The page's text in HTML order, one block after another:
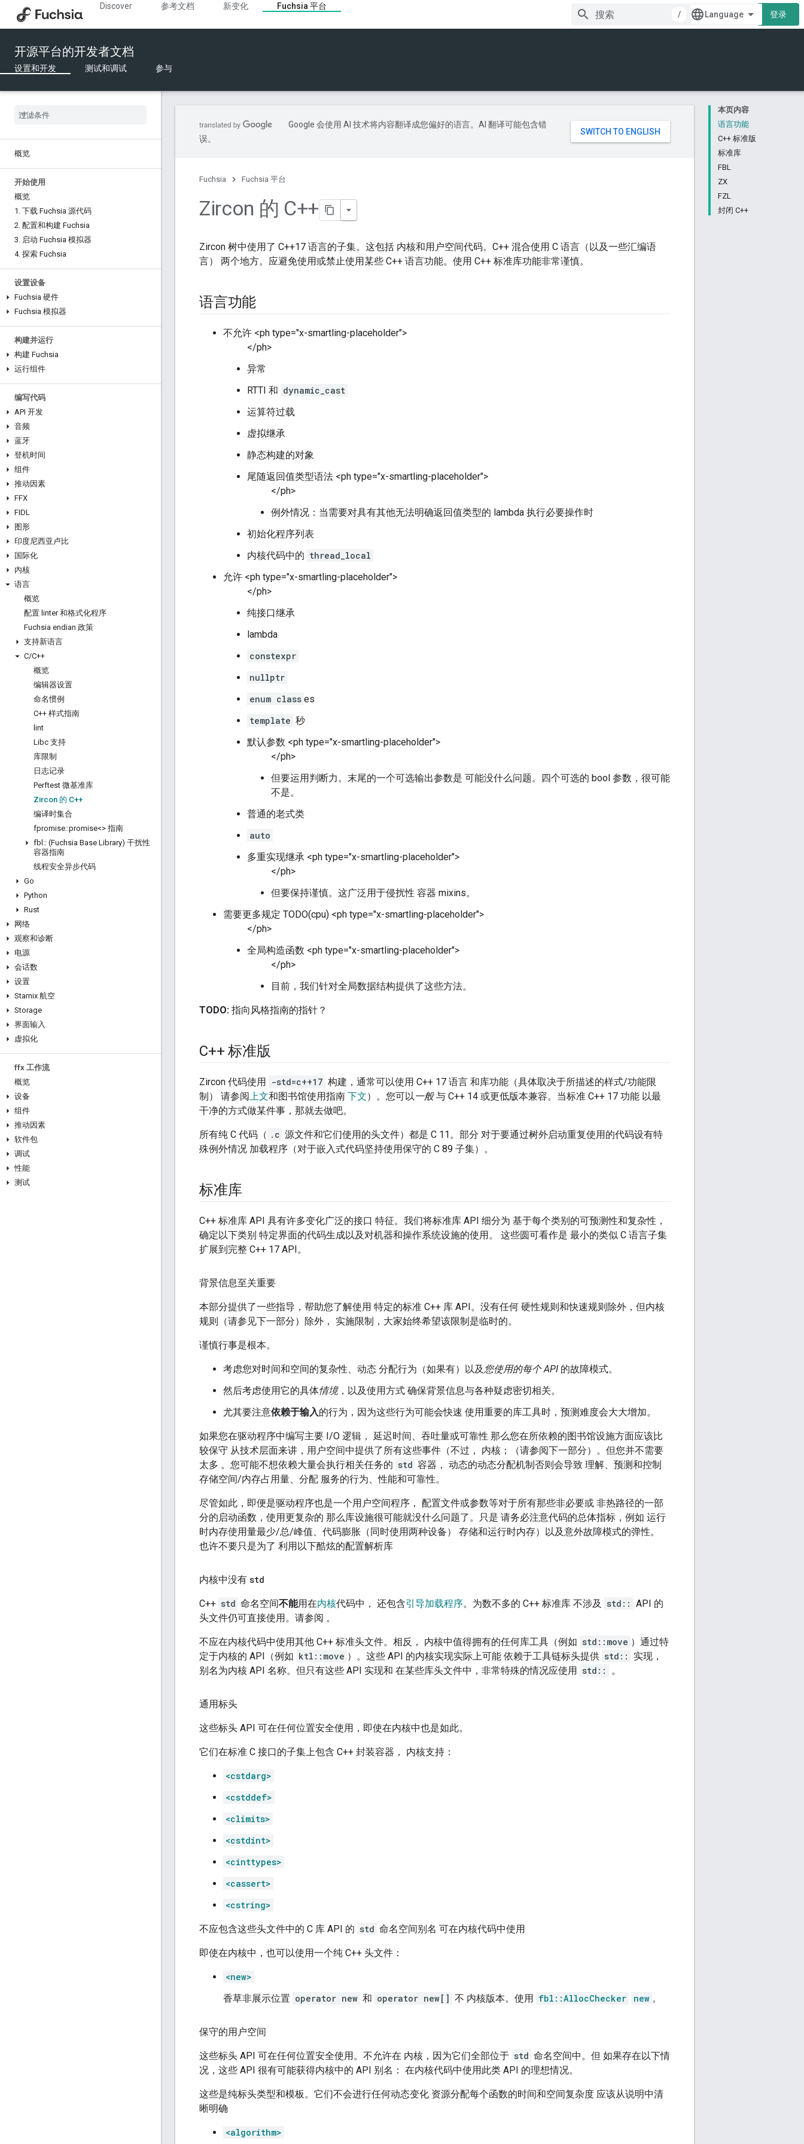
Discover 参考文档 新变化
Fuchsia 平台
/
登录
开源平台的开发者文档
设置和开发 测试和调试 参与
概览
开始使用
概览
1 . 下载 Fuchsia 源代码
2. 配置和构建 Fuchsia
3. 启动 Fuchsia 模拟器
4. 探索 Fuchsia
设置设备
Fuchsia 硬件
Fuchsia 模拟器
构建并运行
构建 Fuchsia
运行组件
编写代码
API 开发
音频
蓝牙
登机时间
组件
推动因素
FFX
FIDL
图形
印度尼西亚卢比
国际化
内核
语言
概览
配置 linter 和格式化程序
Fuchsia endian 政策
支持新语言
C/C++
概览
编辑器设置
命名惯例
C++ 样式指南
lint
Libc 支持
库限制
日志记录
Perftest 微基准库
Zircon 的 C++
编译时集合
fpromise::promise<> 指南
fbl :: (Fuchsia Base Library) 干扰性
容器指南
线程安全异步代码
Go
Python
Rust
网络
观察和诊断
电源
会话数
设置
Starnix 航空
Storage
界面输入
虚拟化
ffx 工作流
概览
设备
组件
推动因素
软件包
调试
性能
测试
本页内容
语言功能
C++ 标准版
标准库
FBL
ZX
FZL
封闭 C++
Google 会使用 AI 技术将内容翻译成您偏好的语言。AI 翻译可能包含错
误。
Fuchsia Fuchsia 平台
Zircon 的 C++
Zircon 树中使用了 C++17 语言的子集。这包括 内核和用户空间代码。C++ 混合使用 C 语言（以及一些汇编语
言） 两个地方。应避免使用或禁止使用某些 C++ 语言功能。使用 C++ 标准库功能非常谨慎。
语言功能
不允许 <ph type="x-smartling-placeholder">
</ph>
异常
RTTI 和 dynamic_cast
运算符过载
虚拟继承
静态构建的对象
尾随返回值类型语法 <ph type="x-smartling-placeholder">
</ph>
例外情况：当需要对具有其他无法明确返回值类型的 lambda 执行必要操作时
初始化程序列表
内核代码中的 thread_local
允许 <ph type="x-smartling-placeholder">
</ph>
纯接口继承
lambda
constexpr
nullptr
enum class es
template 秒
默认参数 <ph type="x-smartling-placeholder">
</ph>
但要运用判断力。末尾的一个可选输出参数是 可能没什么问题。四个可选的 bool 参数，很可能
不是。
普通的老式类
auto
多重实现继承 <ph type="x-smartling-placeholder">
</ph>
但要保持谨慎。这广泛用于侵扰性 容器 mixins。
需要更多规定 TODO(cpu) <ph type="x-smartling-placeholder">
</ph>
全局构造函数 <ph type="x-smartling-placeholder">
</ph>
目前，我们针对全局数据结构提供了这些方法。
TODO: 指向风格指南的指针？
C++ 标准版
Zircon 代码使用 -std=c++17 构建，通常可以使用 C++ 17 语言 和库功能（具体取决于所描述的样式/功能限
制） 请参阅上文和图书馆使用指南 下文）。您可以一般与 C++ 14 或更低版本兼容。当标准 C++ 17 功能 以最
干净的方式做某件事，那就去做吧。
所有纯 C 代码（ .c 源文件和它们使用的头文件）都是 C 11。部分 对于要通过树外启动重复使用的代码设有特
殊例外情况 加载程序（对于嵌入式代码坚持使用保守的 C 89 子集）。
标准库
C++ 标准库 API 具有许多变化广泛的接口 特征。我们将标准库 API 细分为 基于每个类别的可预测性和复杂性，
确定以下类别 特定界面的代码生成以及对机器和操作系统设施的使用。 这些圆可看作是 最小的类似 C 语言子集
扩展到完整 C++ 17 API。
背景信息至关重要
本部分提供了一些指导，帮助您了解使用 特定的标准 C++ 库 API。没有任何 硬性规则和快速规则除外，但内核
规则（请参见下一部分）除外， 实施限制，大家始终希望该限制是临时的。
谨慎行事是根本。
考虑您对时间和空间的复杂性、动态 分配行为（如果有）以及 您使用的每个 API 的故障模式。
然后考虑使用它的具体情境，以及使用方式 确保背景信息与各种疑虑密切相关。
尤其要注意依赖于输入的行为，因为这些行为可能会快速 使用重要的库工具时，预测难度会大大增加。
如果您在驱动程序中编写主要 I/O 逻辑， 延迟时间、吞吐量或可靠性 那么您在所依赖的图书馆设施方面应该比
较保守 从技术层面来讲，用户空间中提供了所有这些事件（不过， 内核；（请参阅下一部分）。但您并不需要
太多 。您可能不想依赖大量会执行相关任务的 std 容器， 动态的动态分配机制否则会导致 理解、预测和控制
存储空间/内存占用量、分配 服务的行为、性能和可靠性。
尽管如此，即便是驱动程序也是一个用户空间程序， 配置文件或参数等对于所有那些非必要或 非热路径的一部
分的启动函数，使用更复杂的 那么库设施很可能就没什么问题了。只是 请务必注意代码的总体指标，例如 运行
时内存使用量最少/总/峰值、代码膨胀（同时使用两种设备） 存储和运行时内存）以及意外故障模式的弹性。
也许不要只是为了 利用以下酷炫的配置解析库
内核中没有 std
C++ std 命名空间不能用在内核代码中， 还包含引导加载程序。为数不多的 C++ 标准库 不涉及 std:: API 的
头文件仍可直接使用。请参阅 。
不应在内核代码中使用其他 C++ 标准头文件。相反， 内核中值得拥有的任何库工具（例如 std::move ）通过特
定于内核的 API（例如 ktl::move ）。这些 API 的内核实现实际上可能 依赖于工具链标头提供 std::
实现，
别名为内核 API 名称。但只有这些 API 实现和 在某些库头文件中，非常特殊的情况应使用 std:: 。
通用标头
这些标头 API 可在任何位置安全使用，即使在内核中也是如此。
它们在标准 C 接口的子集上包含 C++ 封装容器， 内核支持：
<cstdarg>
<cstddef>
<climits>
<cstdint>
<cinttypes>
<cassert>
<cstring>
不应包含这些头文件中的 C 库 API 的 std 命名空间别名 可在内核代码中使用
即使在内核中，也可以使用一个纯 C++ 头文件：
<new>
香草非展示位置 operator new 和 operator new[] 不 内核版本。使用 fbl::AllocChecker new 。
保守的用户空间
这些标头 API 可在任何位置安全使用。不允许在 内核，因为它们全部位于 std 命名空间中。但 如果存在以下情
况，这些 API 很有可能获得内核中的 API 别名： 在内核代码中使用此类 API 的理想情况。
这些是纯标头类型和模板。它们不会进行任何动态变化 资源分配每个函数的时间和空间复杂度 应该从说明中清
晰明确
<algorithm>